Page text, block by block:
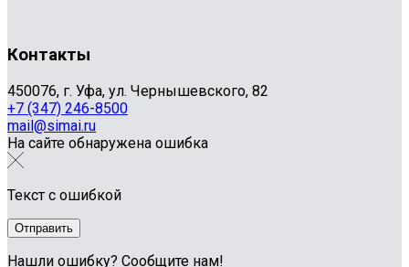
Контакты
450076, г. Уфа, ул. Чернышевского, 82
+7 (347) 246-8500
mail@simai.ru
На сайте обнаружена ошибка
Текст с ошибкой
Нашли ошибку? Сообщите нам!